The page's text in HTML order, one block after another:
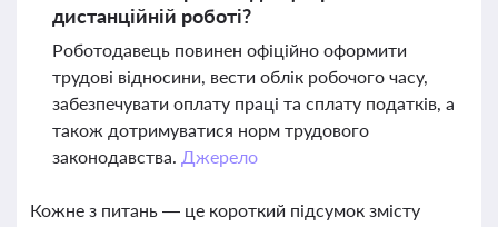
дистанційній роботі?
Роботодавець повинен офіційно оформити
трудові відносини, вести облік робочого часу,
забезпечувати оплату праці та сплату податків, а
також дотримуватися норм трудового
законодавства. Джерело
Кожне з питань — це короткий підсумок змісту